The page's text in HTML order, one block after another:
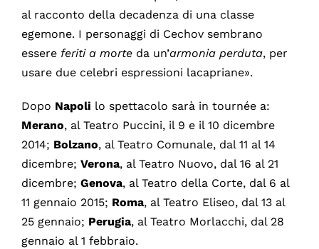
al racconto della decadenza di una classe
egemone. I personaggi di Cechov sembrano
essere feriti a morte da un’armonia perduta, per
usare due celebri espressioni lacapriane».
Dopo Napoli lo spettacolo sarà in tournée a:
Merano, al Teatro Puccini, il 9 e il 10 dicembre
2014; Bolzano, al Teatro Comunale, dal 11 al 14
dicembre; Verona, al Teatro Nuovo, dal 16 al 21
dicembre; Genova, al Teatro della Corte, dal 6 al
11 gennaio 2015; Roma, al Teatro Eliseo, dal 13 al
25 gennaio; Perugia, al Teatro Morlacchi, dal 28
gennaio al 1 febbraio.